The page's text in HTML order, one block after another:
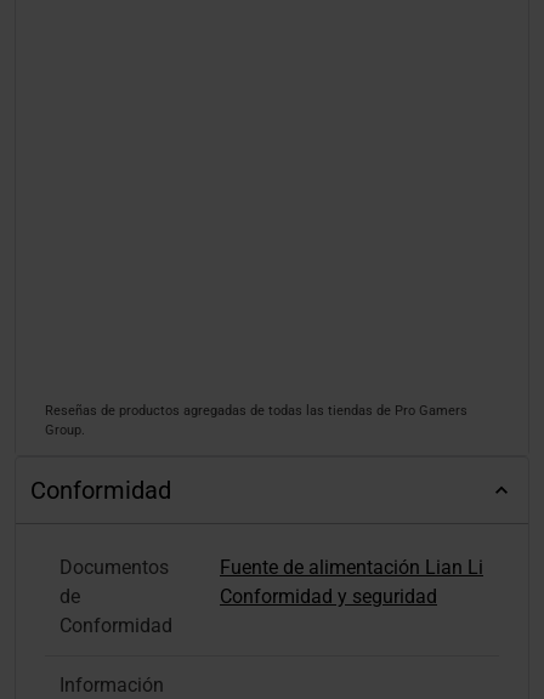
Reseñas de productos agregadas de todas las tiendas de Pro Gamers
Group.
Conformidad
Documentos
de
Conformidad
Fuente de alimentación Lian Li
Conformidad y seguridad
Información